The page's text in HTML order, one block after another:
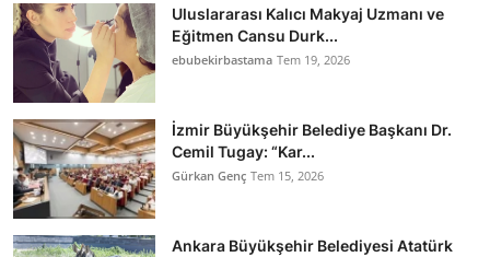
Uluslararası Kalıcı Makyaj Uzmanı ve
Eğitmen Cansu Durk...
ebubekirbastama Tem 19, 2026
İzmir Büyükşehir Belediye Başkanı Dr.
Cemil Tugay: “Kar...
Gürkan Genç Tem 15, 2026
Ankara Büyükşehir Belediyesi Atatürk